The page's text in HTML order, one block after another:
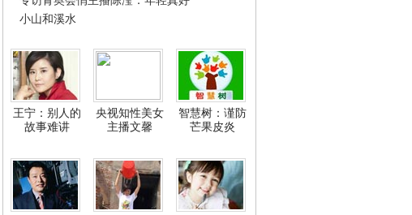
小山和溪水
王宁：别人的
故事难讲
央视知性美女
主播文馨
智慧树：谨防
芒果皮炎